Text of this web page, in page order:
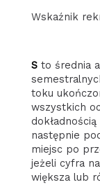
Wskaźnik
Sto średnia
toku
wszystkich
następnie
miejsc po
jeżeli cyfra
większa lub